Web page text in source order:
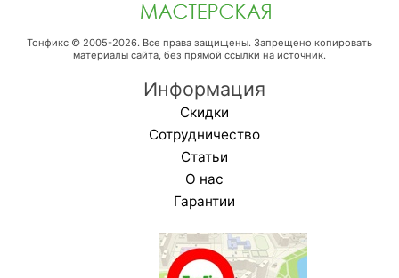
Тонфикс © 2005-2026. Все права защищены. Запрещено копировать
материалы сайта, без прямой ссылки на источник.
Информация
Скидки
Сотрудничество
Статьи
О нас
Гарантии